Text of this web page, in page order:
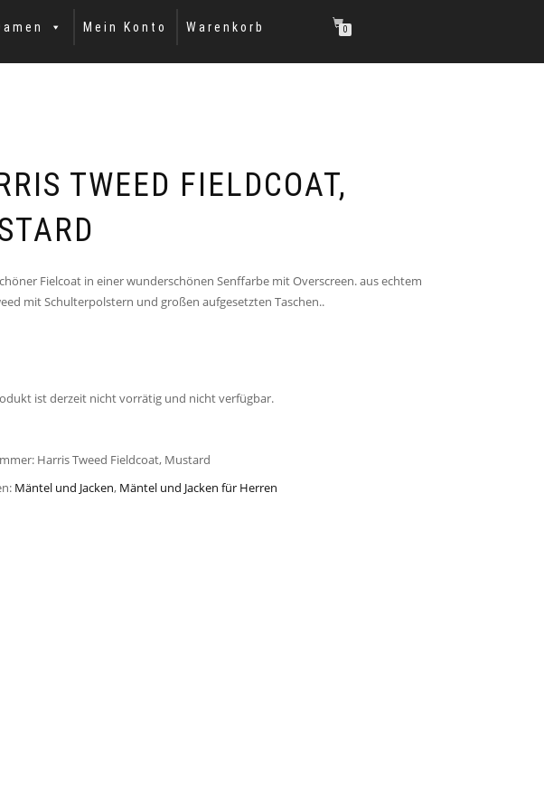
Mein Konto Warenkorb 0
TWEED FIELDCOAT,
Fielcoat in einer wunderschönen Senffarbe mit Overscreen. aus echtem
mit Schulterpolstern und großen aufgesetzten Taschen..
ist derzeit nicht vorrätig und nicht verfügbar.
Harris Tweed Fieldcoat, Mustard
Mäntel und Jacken, Mäntel und Jacken für Herren